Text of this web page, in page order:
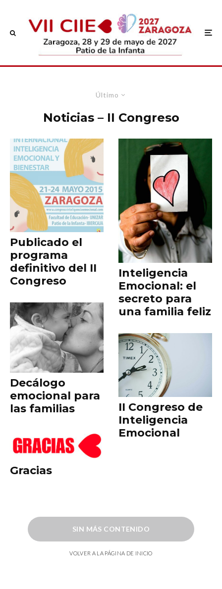
Último
Noticias – II Congreso
Publicado el
programa
definitivo del II
Congreso
Decálogo
emocional para
las familias
Gracias
Inteligencia
Emocional: el
secreto para
una familia feliz
II Congreso de
Inteligencia
Emocional
SIN MÁS CONTENIDO
VOLVER A LA PÁGINA DE INICIO